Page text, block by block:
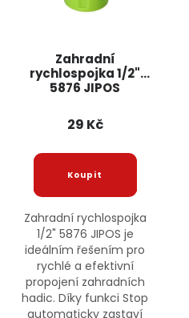
Zahradní
rychlospojka 1/2"
5876 JIPOS
29 Kč
Zahradní rychlospojka
1/2" 5876 JIPOS je
ideálním řešením pro
rychlé a efektivní
propojení zahradních
hadic. Díky funkci Stop
automaticky zastaví